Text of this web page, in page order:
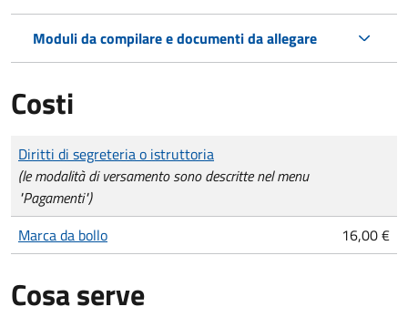
Moduli da compilare e documenti da allegare
Costi
Tipo di pagamento
Importo
Diritti di segreteria o istruttoria
(le modalità di versamento sono descritte nel menu
"Pagamenti")
Marca da bollo
16,00 €
Cosa serve